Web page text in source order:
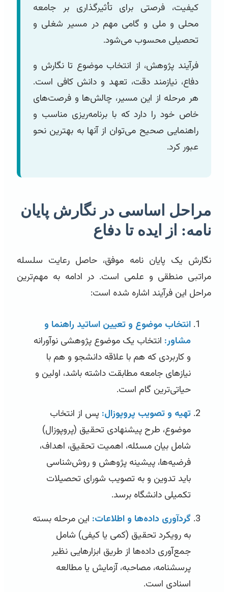
کیفیت، فرصتی برای تأثیرگذاری بر جامعه
محلی و ملی و گامی مهم در مسیر شغلی و
تحصیلی محسوب می‌شود.
فرآیند پژوهش، از انتخاب موضوع تا نگارش و
دفاع، نیازمند دقت، تعهد و دانش کافی است.
هر مرحله از این مسیر، چالش‌ها و فرصت‌های
خاص خود را دارد که با برنامه‌ریزی مناسب و
راهنمایی صحیح می‌توان از آنها به بهترین نحو
عبور کرد.
مراحل اساسی در نگارش پایان
نامه: از ایده تا دفاع
نگارش یک پایان نامه موفق، حاصل رعایت سلسله
مراتبی منطقی و علمی است. در ادامه به مهم‌ترین
مراحل این فرآیند اشاره شده است:
انتخاب موضوع و تعیین اساتید راهنما و
مشاور:انتخاب یک موضوع پژوهشی نوآورانه
و کاربردی که هم با علاقه دانشجو و هم با
نیازهای جامعه مطابقت داشته باشد، اولین و
حیاتی‌ترین گام است.
تهیه و تصویب پروپوزال:پس از انتخاب
موضوع، طرح پیشنهادی تحقیق (پروپوزال)
شامل بیان مسئله، اهمیت تحقیق، اهداف،
فرضیه‌ها، پیشینه پژوهش و روش‌شناسی
باید تدوین و به تصویب شورای تحصیلات
تکمیلی دانشگاه برسد.
گردآوری داده‌ها و اطلاعات:این مرحله بسته
به رویکرد تحقیق (کمی یا کیفی) شامل
جمع‌آوری داده‌ها از طریق ابزارهایی نظیر
پرسشنامه، مصاحبه، آزمایش یا مطالعه
اسنادی است.